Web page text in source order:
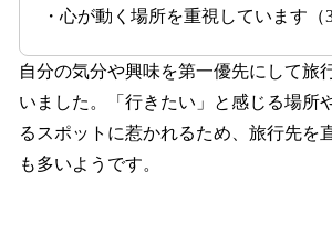
・心が動く場所を重視しています（
自分の気分や興味を第一優先にして旅
いました。「行きたい」と感じる場所
るスポットに惹かれるため、旅行先を
も多いようです。